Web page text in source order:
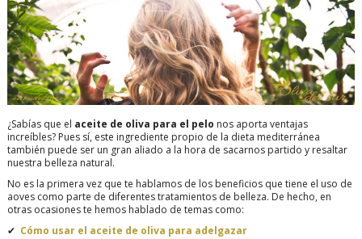
¿Sabías que el aceite de oliva para el pelo nos aporta ventajas
increíbles? Pues sí, este ingrediente propio de la dieta mediterránea
también puede ser un gran aliado a la hora de sacarnos partido y resaltar
nuestra belleza natural.
No es la primera vez que te hablamos de los beneficios que tiene el uso de
aoves como parte de diferentes tratamientos de belleza. De hecho, en
otras ocasiones te hemos hablado de temas como:
✔ Cómo usar el aceite de oliva para adelgazar